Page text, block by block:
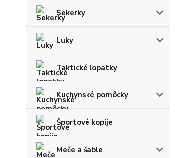
Sekerky
Luky
Taktické lopatky
Kuchynské pomôcky
Športové kopije
Meče a šable